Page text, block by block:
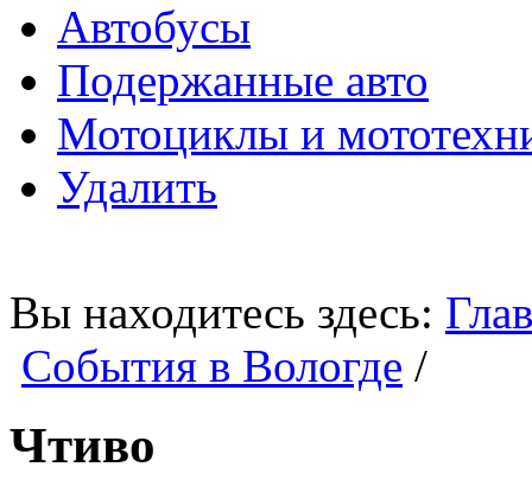
Автобусы
Подержанные авто
Мотоциклы и
Удалить
Вы находитесь здесь:
События в Вологде /
Чтиво